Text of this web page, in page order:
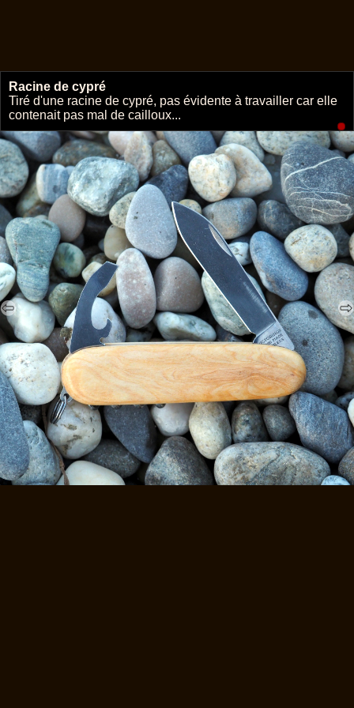
Racine de cypré
Tiré d'une racine de cypré, pas évidente à travailler car elle
contenait pas mal de cailloux...